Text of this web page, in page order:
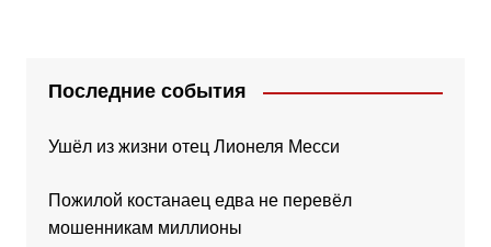
Последние события
Ушёл из жизни отец Лионеля Месси
Пожилой костанаец едва не перевёл
мошенникам миллионы